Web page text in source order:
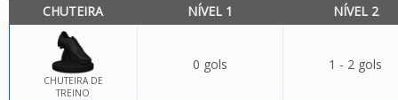
CHUTEIRA NÍVEL 1 NÍVEL 2
CHUTEIRA DE
TREINO
0 gols 1 - 2 gols